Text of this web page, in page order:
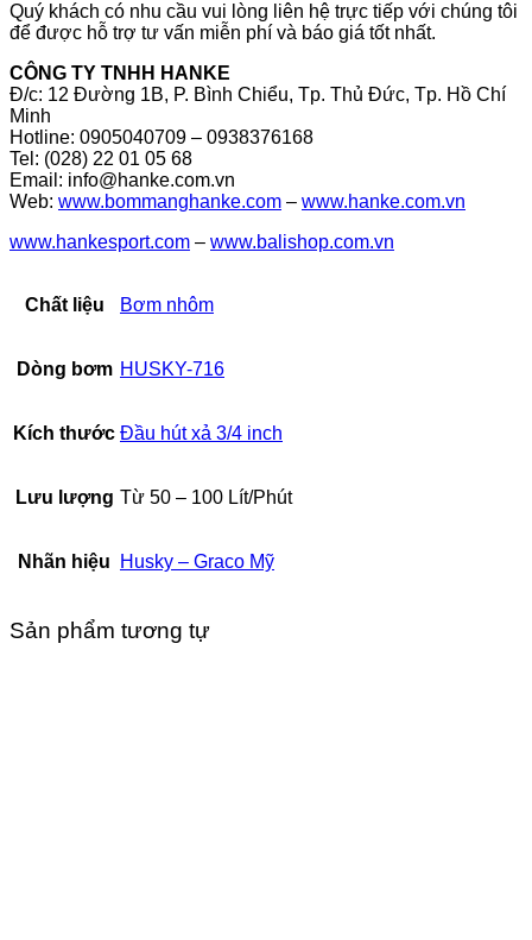
Quý khách có nhu cầu vui lòng liên hệ trực tiếp với chúng tôi
để được hỗ trợ tư vấn miễn phí và báo giá tốt nhất.
CÔNG TY TNHH HANKE
Đ/c: 12 Đường 1B, P. Bình Chiểu, Tp. Thủ Đức, Tp. Hồ Chí
Minh
Hotline: 0905040709 – 0938376168
Tel: (028) 22 01 05 68
Email: info@hanke.com.vn
Web: www.bommanghanke.com – www.hanke.com.vn
www.hankesport.com – www.balishop.com.vn
Chất liệu Bơm nhôm
Dòng bơm HUSKY-716
Kích thước Đầu hút xả 3/4 inch
Lưu lượng Từ 50 – 100 Lít/Phút
Nhãn hiệu Husky – Graco Mỹ
Sản phẩm tương tự